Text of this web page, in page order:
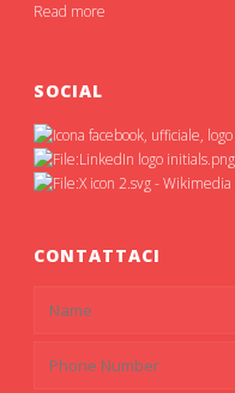
Read more
SOCIAL
CONTATTACI